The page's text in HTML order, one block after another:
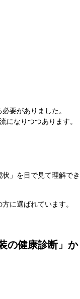
要がありました。
になりつつあります。
」を目で見て理解でき
に選ばれています。
の健康診断」か